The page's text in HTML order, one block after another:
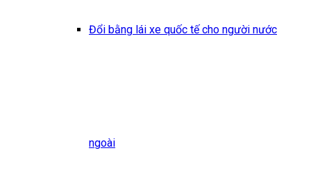
Đổi bằng lái xe quốc tế cho người nước
ngoài